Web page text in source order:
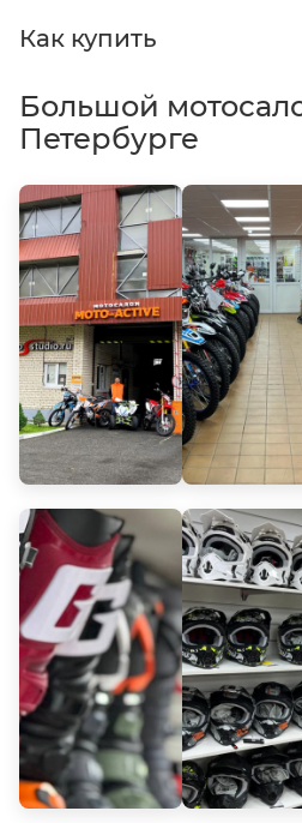
Как купить
Большой
Петербурге